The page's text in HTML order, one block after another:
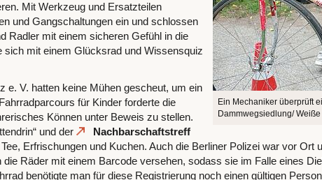
Ein Mechaniker überprüft
Dammwegsiedlung/
Mit Werkzeug und Ersatzteilen
und Gangschaltungen ein und schlossen
Radler mit einem sicheren Gefühl in die
sich mit einem Glücksrad und Wissensquiz
e. V. hatten keine Mühen gescheut, um ein
für Kinder forderte die
Können unter Beweis zu stellen.
und der
Nachbarschaftstreff
Erfrischungen und Kuchen. Auch die Berliner Polizei war vor Ort
Räder mit einem Barcode versehen, sodass sie im Falle eines
benötigte man für diese Registrierung noch einen gültigen